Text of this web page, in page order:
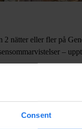
Consent
2 nätter eller fler på
–